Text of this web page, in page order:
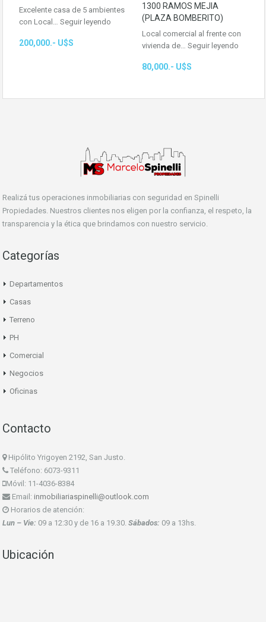
Excelente casa de 5 ambientes
con Local… Seguir leyendo
200,000.- U$S
1300 RAMOS MEJIA
(PLAZA BOMBERITO)
Local comercial al frente con
vivienda de… Seguir leyendo
80,000.- U$S
Realizá tus operaciones inmobiliarias con seguridad en Spinelli
Propiedades. Nuestros clientes nos eligen por la confianza, el respeto, la
transparencia y la ética que brindamos con nuestro servicio.
Categorías
Departamentos
Casas
Terreno
PH
Comercial
Negocios
Oficinas
Contacto
Hipólito Yrigoyen 2192, San Justo.
Teléfono: 6073-9311
Móvil: 11-4036-8384
Email: inmobiliariaspinelli@outlook.com
Horarios de atención:
Lun – Vie: 09 a 12:30 y de 16 a 19.30. Sábados: 09 a 13hs.
Ubicación